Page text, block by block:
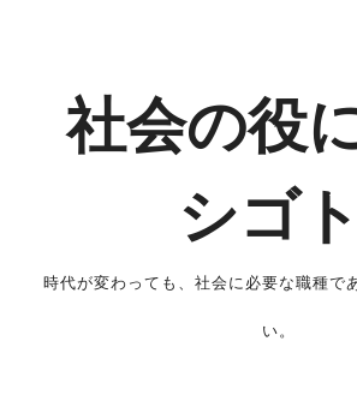
社会の役
シゴト
時代が変わっても、社会に必要な職種で
い。